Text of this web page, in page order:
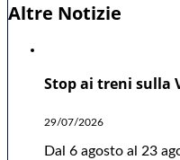
Altre Notizie
Stop ai treni sulla
29/07/2026
Dal 6 agosto al 23